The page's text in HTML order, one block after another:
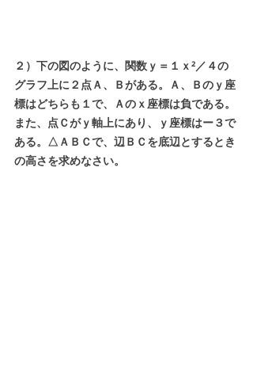
２）下の図のように、関数ｙ＝１ｘ²／４の
グラフ上に２点Ａ、Ｂがある。Ａ、Ｂのｙ座
標はどちらも１で、Ａのｘ座標は負である。
また、点Ｃがｙ軸上にあり、ｙ座標はー３で
ある。△ＡＢＣで、辺ＢＣを底辺とするとき
の高さを求めなさい。